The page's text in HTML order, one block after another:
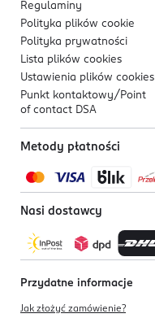
Regulaminy
Polityka plików cookie
Polityka prywatności
Lista plików cookies
Ustawienia plików cookies
Punkt kontaktowy/ Point
of contact DSA
Metody płatności
Nasi dostawcy
Przydatne informacje
Jak złożyć zamówienie?